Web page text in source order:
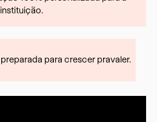
para crescer pravaler.